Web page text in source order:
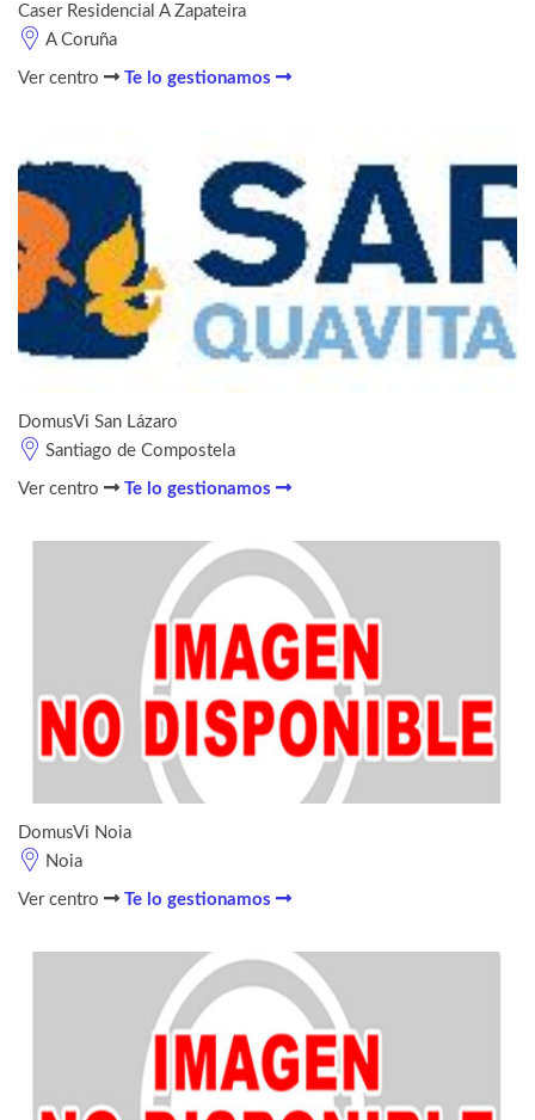
Caser Residencial A Zapateira
A Coruña
Ver centro Te lo gestionamos
DomusVi San Lázaro
Santiago de Compostela
Ver centro Te lo gestionamos
DomusVi Noia
Noia
Ver centro Te lo gestionamos